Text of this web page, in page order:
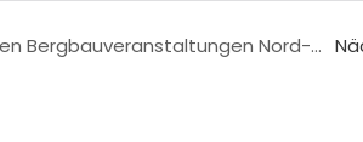
Die größten Bergbauveranstaltungen Nord- und Westafrikas im Jahr 2025 finden im Königreich Marokko und in der Republik Senegal statt.